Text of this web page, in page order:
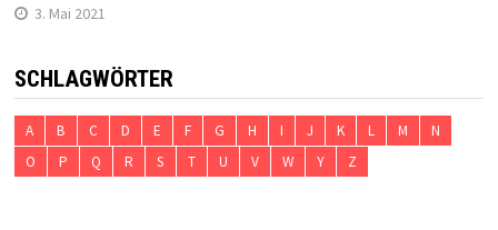
3. Mai 2021
SCHLAGWÖRTER
A B C D E F G H I J K L M
N
O
P Q R S T U V W Y Z